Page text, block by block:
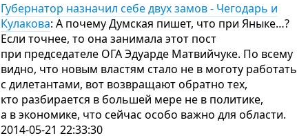
Губернатор назначил себе двух замов - Чегодарь и
Кулакова: А почему Думская пишет, что при Яныке…?
Если точнее, то она занимала этот пост
при председателе ОГА Эдуарде Матвийчуке. По всему
видно, что новым властям стало не в моготу работать
с дилетантами, вот возвращают обратно тех,
кто разбирается в большей мере не в политике,
а в экономике, что сейчас особо важно для области.
2014-05-21 22:33:30